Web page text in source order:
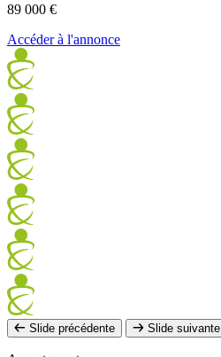
89 000 €
Accéder à l'annonce
Slide précédente Slide suivante